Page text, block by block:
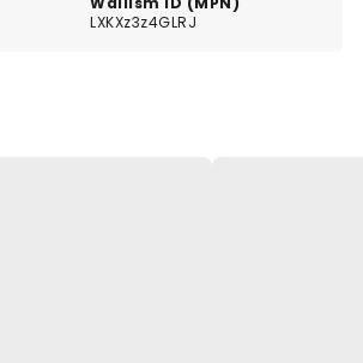
LXKXz3z4GLRJ